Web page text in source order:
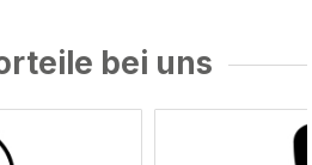
bei uns